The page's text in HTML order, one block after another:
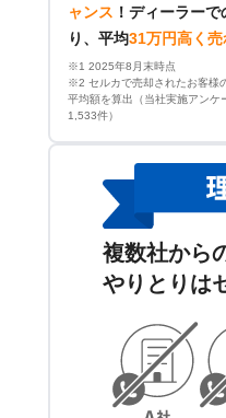
ャンス ！ ディーラーで
り、平均31万円高く売
※1 2025年8月末時点
※2 セルカで売却されたお客様
平均額を算出（当社実施アン
1,533件）
複数社から
やりとりは